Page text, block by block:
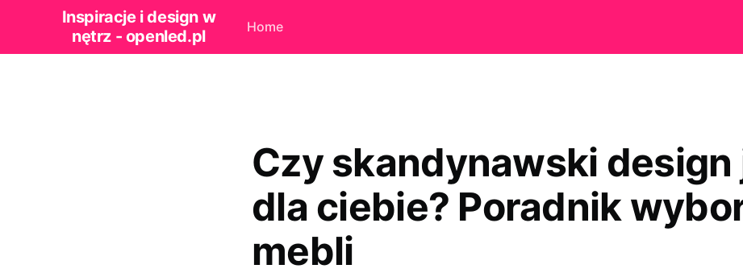
Inspiracje i design w
nętrz - openled.pl
Home
Czy skandynawski design
dla ciebie? Poradnik
mebli